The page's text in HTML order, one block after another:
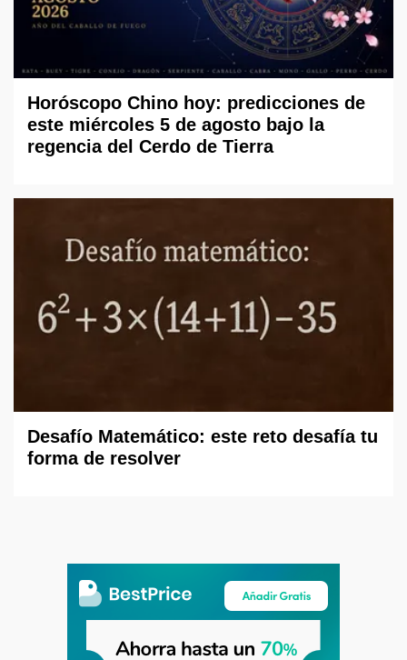
Horóscopo Chino hoy: predicciones de
este miércoles 5 de agosto bajo la
regencia del Cerdo de Tierra
Desafío Matemático: este reto desafía tu
forma de resolver